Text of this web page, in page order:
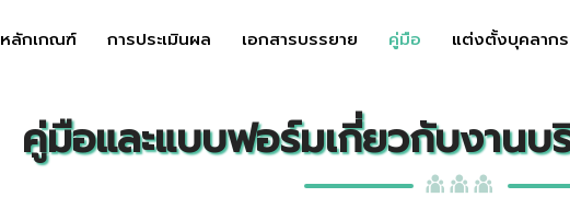
หลักเกณฑ์ การประเมินผล เอกสารบรรยาย คู่มือ แต่งตั้งบุคลากร
คู่มือและแบบฟอร์มเกี่ยวกับงาน